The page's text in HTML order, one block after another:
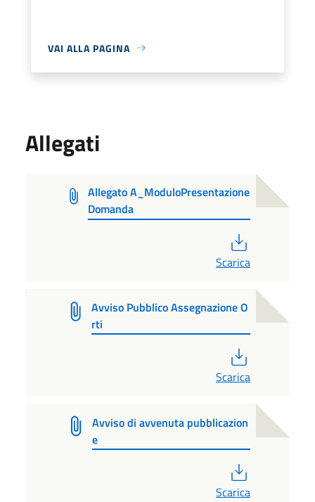
VAI ALLA PAGINA
Allegati
Allegato A_ModuloPresentazione
Domanda
Scarica
Avviso Pubblico Assegnazione O
rti
Scarica
Avviso di avvenuta pubblicazion
e
Scarica